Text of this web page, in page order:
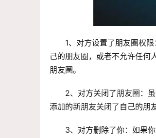
1、对方设置了朋友圈权
己的朋友圈，或者不允许任何
朋友圈。
2、对方关闭了朋友圈：
添加的新朋友关闭了自己的朋
3、对方删除了你：如果